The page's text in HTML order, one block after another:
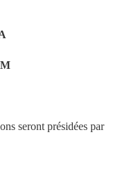
seront présidées par